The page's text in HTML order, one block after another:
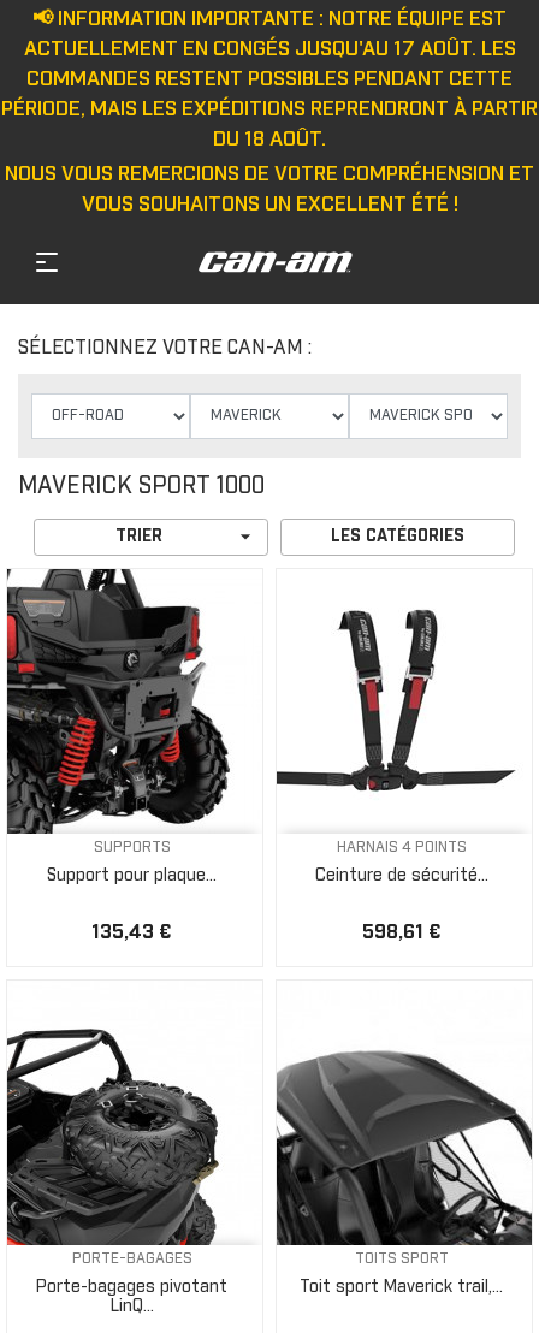
📢 INFORMATION IMPORTANTE : NOTRE ÉQUIPE EST
ACTUELLEMENT EN CONGÉS JUSQU'AU 17 AOÛT. LES
COMMANDES RESTENT POSSIBLES PENDANT CETTE
PÉRIODE, MAIS LES EXPÉDITIONS REPRENDRONT À PARTIR
DU 18 AOÛT.
NOUS VOUS REMERCIONS DE VOTRE COMPRÉHENSION ET
VOUS SOUHAITONS UN EXCELLENT ÉTÉ !
SÉLECTIONNEZ VOTRE CAN-AM :
MAVERICK SPORT 1000
TRIER  LES CATÉGORIES
SUPPORTS
Support pour plaque...
135,43 €
HARNAIS 4 POINTS
Ceinture de sécurité...
598,61 €
PORTE-BAGAGES
Porte-bagages pivotant
LinQ...
TOITS SPORT
Toit sport Maverick trail,...